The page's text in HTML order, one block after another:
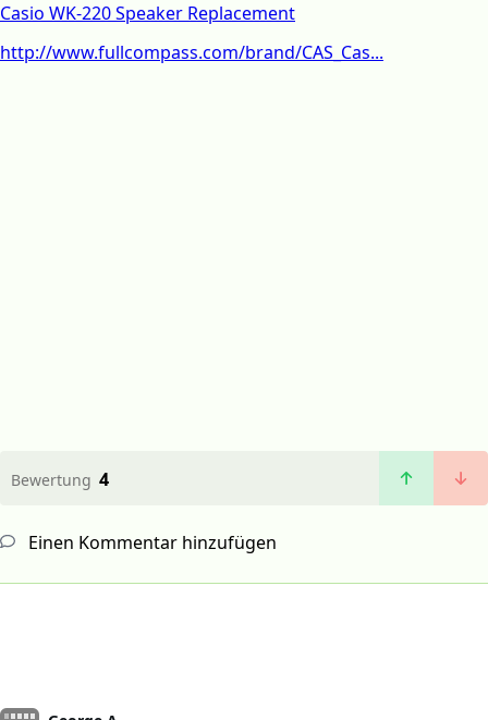
Casio WK-220 Speaker Replacement
http://www.fullcompass.com/brand/CAS_Cas...
Bewertung 4
Einen Kommentar hinzufügen